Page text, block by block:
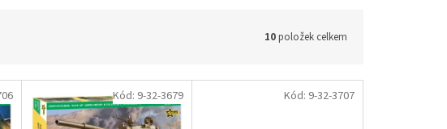
10položek celkem
Kód: 9-32-3679 Kód: 9-32-3707